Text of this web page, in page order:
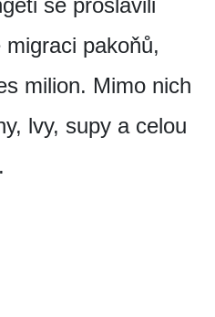
se proslavili
pakoňů,
milion. Mimo nich
lvy, supy a celou